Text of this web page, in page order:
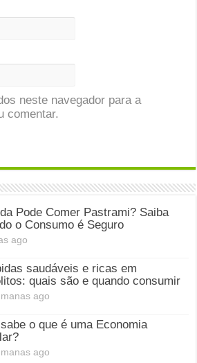
neste navegador para a
comentar.
Pode Comer Pastrami? Saiba
o Consumo é Seguro
ago
saudáveis e ricas em
quais são e quando consumir
ago
o que é uma Economia
ago